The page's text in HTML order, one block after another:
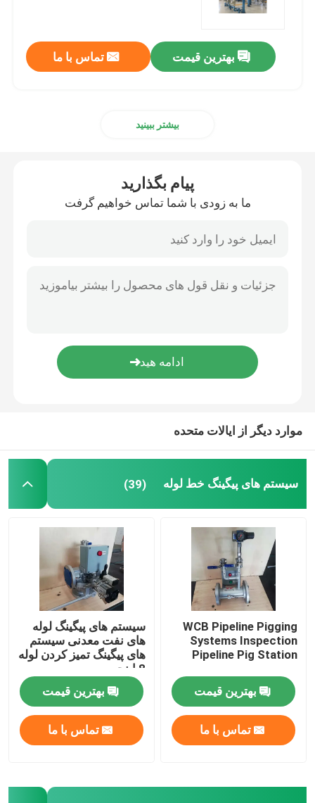
سیستم کنترل توزیع شده DCS
پمپ لوبی دوار
خوک زدن شیر فلکه
شیر دوشاخه آستین دار
ترکیب اندازه گیری همزمان
سیستم حل کننده بهبود ویسکوزیته
بهترین قیمت تماس با ما
بیشتر ببینید
پیام بگذارید
ما به زودی با شما تماس خواهیم گرفت
موارد دیگر از ایالات متحده
سیستم های پیگینگ خط لوله (39)
WCB Pipeline Pigging
Systems Inspection
Pipeline Pig Station
بهترین قیمت
تماس با ما
سیستم های پیگینگ لوله
های نفت معدنی سیستم
های پیگینگ تمیز کردن لوله
8 اینچی
بهترین قیمت
تماس با ما